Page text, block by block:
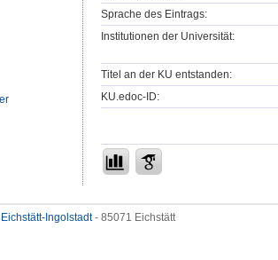
Sprache des Eintrags:
Institutionen der Universität:
Titel an der KU entstanden:
KU.edoc-ID:
Ingolstadt- 85071 Eichstätt